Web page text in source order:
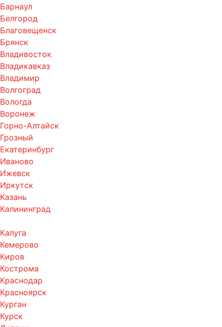
Барнаул
Белгород
Благовещенск
Брянск
Владивосток
Владикавказ
Владимир
Волгоград
Вологда
Воронеж
Горно-Алтайск
Грозный
Екатеринбург
Иваново
Ижевск
Иркутск
Казань
Калининград
Калуга
Кемерово
Киров
Кострома
Краснодар
Красноярск
Курган
Курск